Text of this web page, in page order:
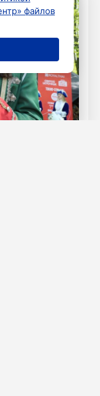
файлов